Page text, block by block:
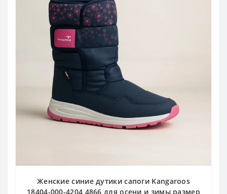
Женские синие дутики сапоги Kangaroos
18404-000-4204 4866 для осени и зимы размер